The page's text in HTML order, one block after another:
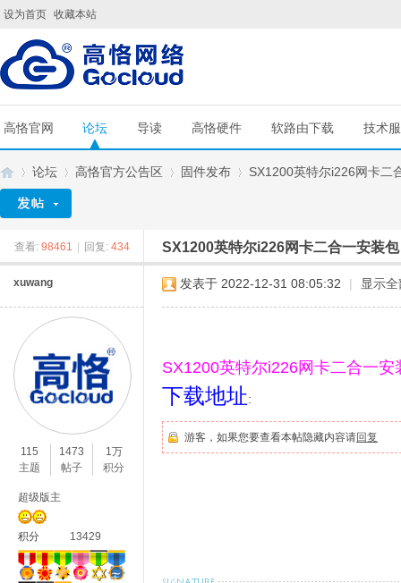
设为首页 收藏本站
高恪官网 论坛 导读 高恪硬件 软路由下载 技术
»
论坛
›
高恪官方公告区
›
固件发布
›
SX1200英特尔i226网卡二
查看: 98461 回复: 434 SX1200英特尔i226网卡二合一安装包
xuwang
115
主题
1473
帖子
1万
积分
超级版主
积分 13429
发表于 2022-12-31 08:05:32 | 显示
SX1200英特尔i226网卡二合一
下载地址:
游客，如果您要查看本帖隐藏内容请回复